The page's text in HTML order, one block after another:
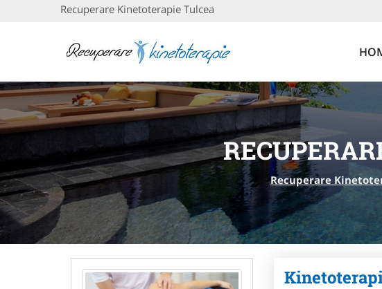
Recuperare Kinetoterapie Tulcea
Recuperare